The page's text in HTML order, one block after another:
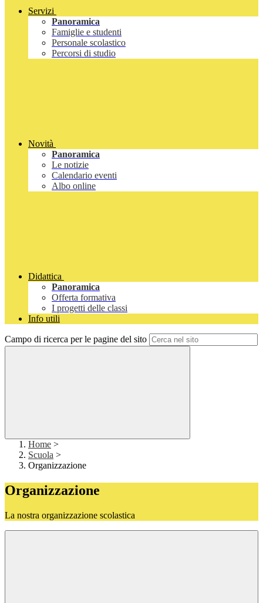
Servizi
Panoramica
Famiglie e studenti
Personale scolastico
Percorsi di studio
Novità
Panoramica
Le notizie
Calendario eventi
Albo online
Didattica
Panoramica
Offerta formativa
I progetti delle classi
Info utili
Campo di ricerca per le pagine del sito
Home >
Scuola >
Organizzazione
Organizzazione
La nostra organizzazione scolastica